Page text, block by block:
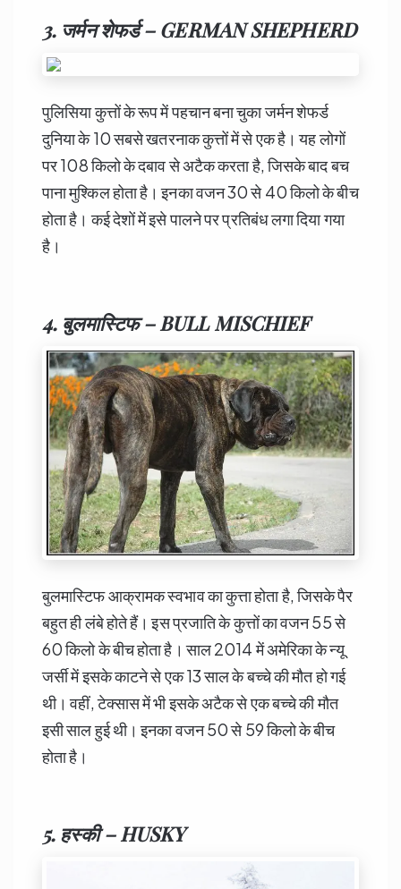
3. जर्मन शेफर्ड – GERMAN SHEPHERD
पुलिसिया कुत्तों के रूप में पहचान बना चुका जर्मन शेफर्ड
दुनिया के 10 सबसे खतरनाक कुत्तों में से एक है। यह लोगों
पर 108 किलो के दबाव से अटैक करता है, जिसके बाद बच
पाना मुश्किल होता है। इनका वजन 30 से 40 किलो के बीच
होता है। कई देशों में इसे पालने पर प्रतिबंध लगा दिया गया
है।
4. बुलमास्टिफ – BULL MISCHIEF
बुलमास्टिफ आक्रामक स्वभाव का कुत्ता होता है, जिसके पैर
बहुत ही लंबे होते हैं। इस प्रजाति के कुत्तों का वजन 55 से
60 किलो के बीच होता है। साल 2014 में अमेरिका के न्यू
जर्सी में इसके काटने से एक 13 साल के बच्चे की मौत हो गई
थी। वहीं, टेक्सास में भी इसके अटैक से एक बच्चे की मौत
इसी साल हुई थी। इनका वजन 50 से 59 किलो के बीच
होता है।
5. हस्की – HUSKY